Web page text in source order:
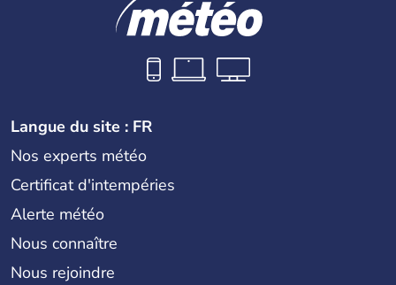
Langue du site : FR
Nos experts météo
Certificat d'intempéries
Alerte météo
Nous connaître
Nous rejoindre